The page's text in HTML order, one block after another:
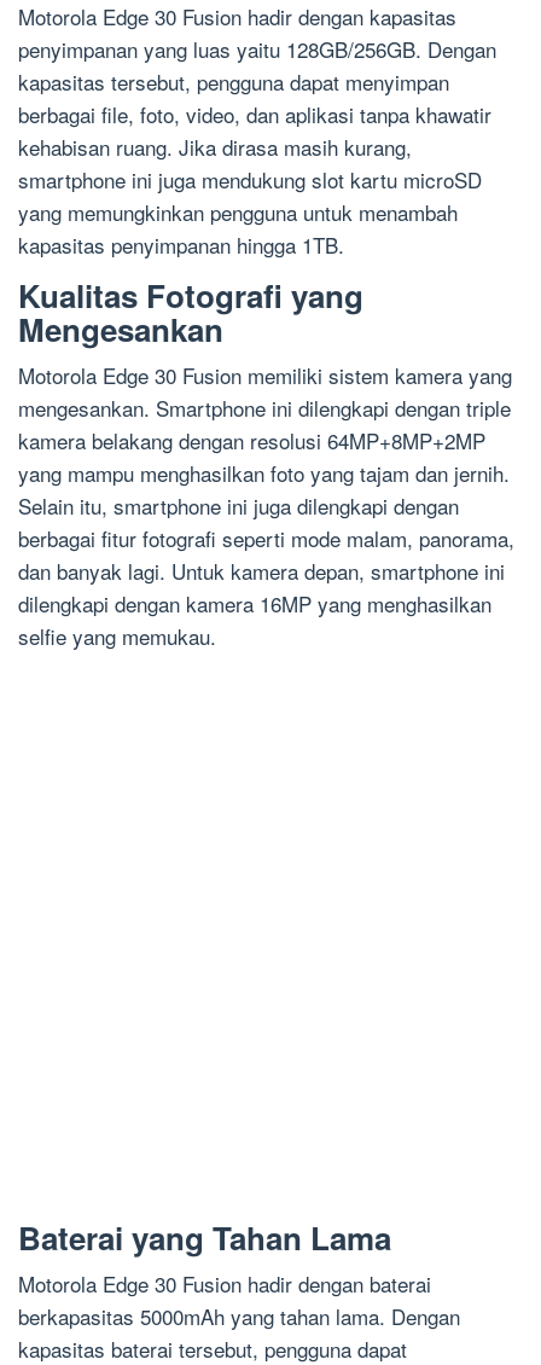
Motorola Edge 30 Fusion hadir dengan kapasitas
penyimpanan yang luas yaitu 128GB/256GB. Dengan
kapasitas tersebut, pengguna dapat menyimpan
berbagai file, foto, video, dan aplikasi tanpa khawatir
kehabisan ruang. Jika dirasa masih kurang,
smartphone ini juga mendukung slot kartu microSD
yang memungkinkan pengguna untuk menambah
kapasitas penyimpanan hingga 1TB.
Kualitas Fotografi yang
Mengesankan
Motorola Edge 30 Fusion memiliki sistem kamera yang
mengesankan. Smartphone ini dilengkapi dengan triple
kamera belakang dengan resolusi 64MP+8MP+2MP
yang mampu menghasilkan foto yang tajam dan jernih.
Selain itu, smartphone ini juga dilengkapi dengan
berbagai fitur fotografi seperti mode malam, panorama,
dan banyak lagi. Untuk kamera depan, smartphone ini
dilengkapi dengan kamera 16MP yang menghasilkan
selfie yang memukau.
Baterai yang Tahan Lama
Motorola Edge 30 Fusion hadir dengan baterai
berkapasitas 5000mAh yang tahan lama. Dengan
kapasitas baterai tersebut, pengguna dapat